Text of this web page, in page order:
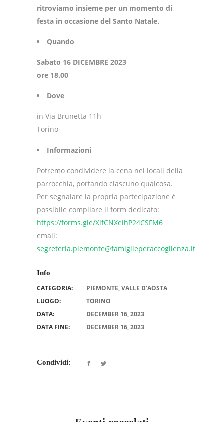
ritroviamo insieme per un momento di
festa in occasione del Santo Natale.
Quando
Sabato 16 DICEMBRE 2023
ore 18.00
Dove
in Via Brunetta 11h
Torino
Informazioni
Potremo condividere la cena nei locali della
parrocchia, portando ciascuno qualcosa.
Per segnalare la propria partecipazione è
possibile compilare il form dedicato:
https://forms.gle/XifCNXeihP24CSFM6
email:
segreteria.piemonte@famiglieperaccoglienza.it
Info
CATEGORIA: PIEMONTE,VALLE D’AOSTA
LUOGO:
TORINO
DATA:
DECEMBER 16, 2023
DATA FINE:
DECEMBER 16, 2023
Condividi: